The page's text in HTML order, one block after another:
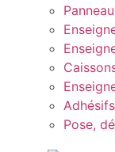
Adhésifs
Pose,